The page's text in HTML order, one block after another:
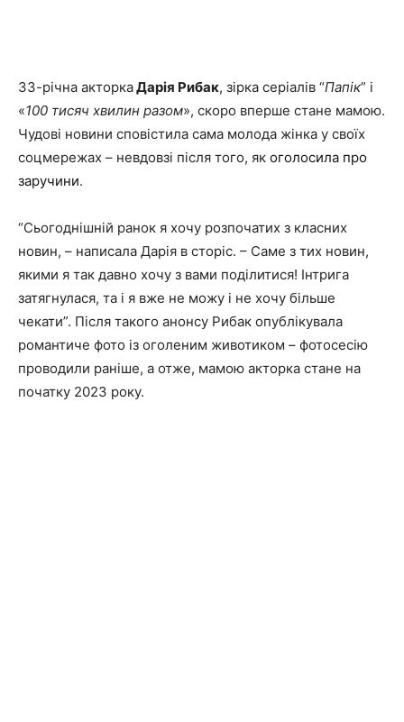
33-річна акторкаДарія Рибак, зірка серіалів “Папік” і
«100 тисяч хвилин разом», скоро вперше стане мамою.
Чудові новини сповістила сама молода жінка у своїх
соцмережах – невдовзі після того, як оголосила про
заручини.
“Сьогоднішній ранок я хочу розпочатих з класних
новин, – написала Дарія в сторіс. – Саме з тих новин,
якими я так давно хочу з вами поділитися! Інтрига
затягнулася, та і я вже не можу і не хочу більше
чекати”. Після такого анонсу Рибак опублікувала
романтиче фото із оголеним животиком – фотосесію
проводили раніше, а отже, мамою акторка стане на
початку 2023 року.